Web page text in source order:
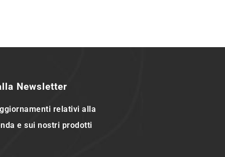
Newsletter
relativi alla
e sui nostri prodotti